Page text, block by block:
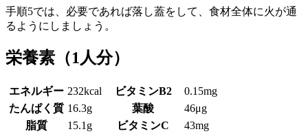
手順5では、必要であれば落し蓋をして、食材全体に火が通
るようにしましょう。
栄養素 （1人分）
エネルギー 232kcal ビタミンB2
0.15mg
たんぱく質 16.3g 葉酸
46μg
脂質
15.1g ビタミンC
43mg